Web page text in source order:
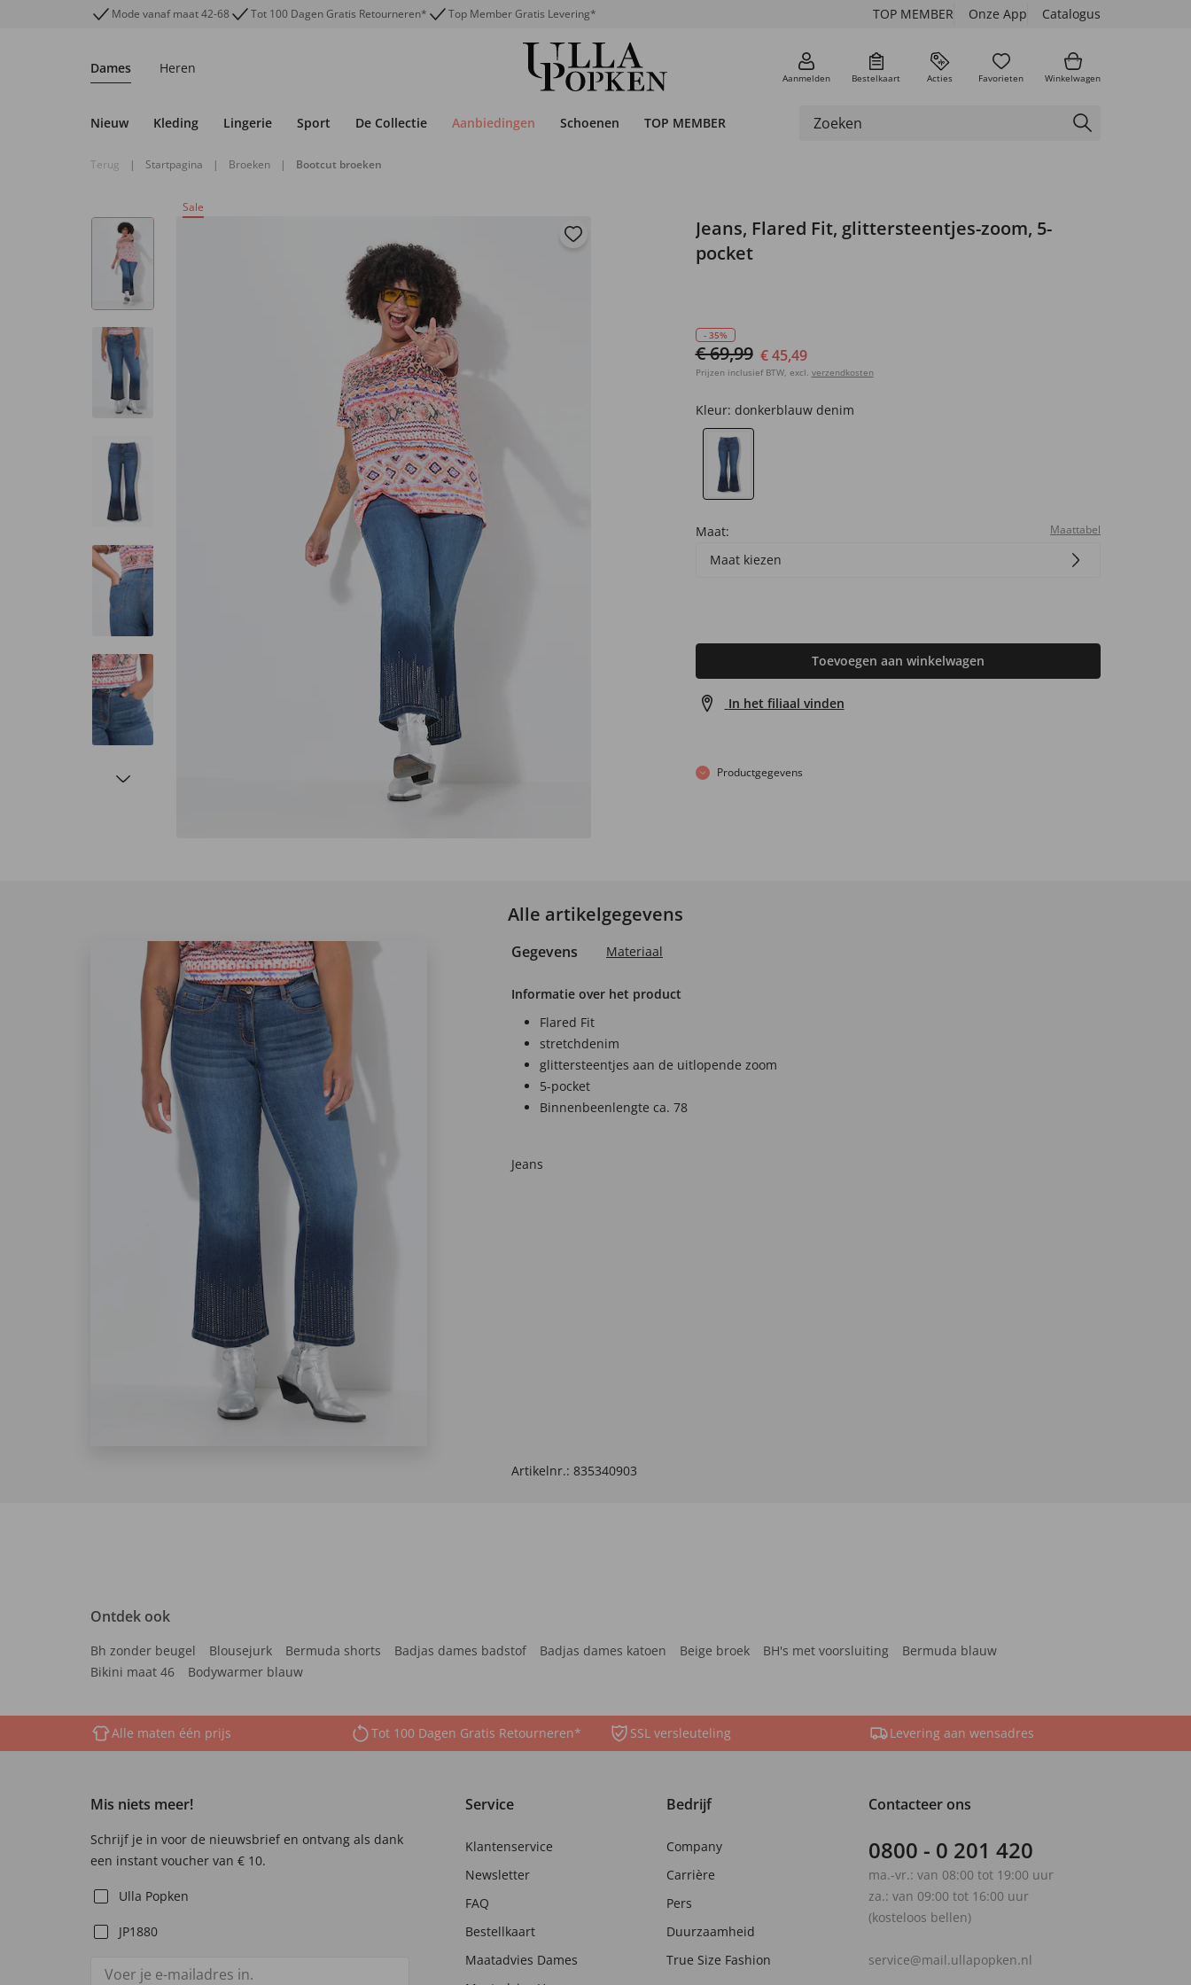
Mode vanaf maat 42-68 Tot 100 Dagen Gratis Retourneren* Top Member Gratis Levering* TOP MEMBER Onze App Catalogus
Dames Heren
Aanmelden Bestelkaart Acties Favorieten Winkelwagen
Nieuw Kleding Lingerie Sport De Collectie Aanbiedingen Schoenen TOP MEMBER
Terug | Startpagina | Broeken | Bootcut broeken
Sale
Jeans, Flared Fit, glittersteentjes-zoom, 5-
pocket
- 35%
€ 69,99 € 45,49
Prijzen inclusief BTW, excl. verzendkosten
Kleur: donkerblauw denim
Maat: Maattabel
Maat kiezen
Toevoegen aan winkelwagen
In het filiaal vinden
Productgegevens
Alle artikelgegevens
Gegevens Materiaal
Informatie over het product
Flared Fit
stretchdenim
glittersteentjes aan de uitlopende zoom
5-pocket
Binnenbeenlengte ca. 78
Jeans
Artikelnr.: 835340903
Ontdek ook
Bh zonder beugel Blousejurk Bermuda shorts Badjas dames badstof Badjas dames katoen Beige broek BH's met voorsluiting
Bermuda blauw
Bikini maat 46
Bodywarmer blauw
Alle maten één prijs Tot 100 Dagen Gratis Retourneren* SSL versleuteling Levering aan wensadres
Mis niets meer!
Schrijf je in voor de nieuwsbrief en ontvang als dank
een instant voucher van € 10.
Ulla Popken
JP1880
Service
Klantenservice
Newsletter
FAQ
Bestellkaart
Maatadvies Dames
Bedrijf
Company
Carrière
Pers
Duurzaamheid
True Size Fashion
Contacteer ons
0800 - 0 201 420
ma.-vr.: van 08:00 tot 19:00 uur
za.: van 09:00 tot 16:00 uur
(kosteloos bellen)
service@mail.ullapopken.nl